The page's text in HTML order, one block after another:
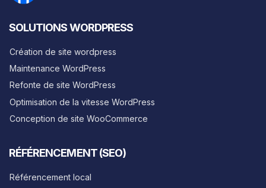
SOLUTIONS WORDPRESS
Création de site wordpress
Maintenance WordPress
Refonte de site WordPress
Optimisation de la vitesse WordPress
Conception de site WooCommerce
RÉFÉRENCEMENT (SEO)
Référencement local